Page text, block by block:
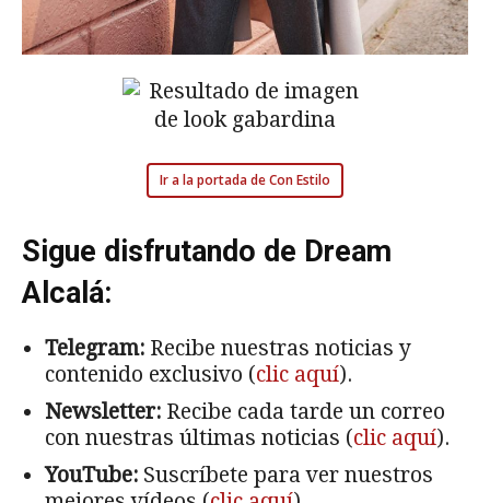
Ir a la portada de Con Estilo
Sigue disfrutando de Dream
Alcalá:
Telegram: Recibe nuestras noticias y
contenido exclusivo (clic aquí).
Newsletter: Recibe cada tarde un correo
con nuestras últimas noticias (clic aquí).
YouTube: Suscríbete para ver nuestros